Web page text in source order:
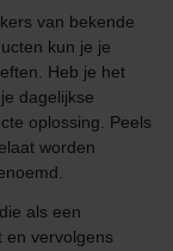
van bekende
kun je je
Heb je het
dagelijkse
oplossing. Peels
worden
als een
en vervolgens